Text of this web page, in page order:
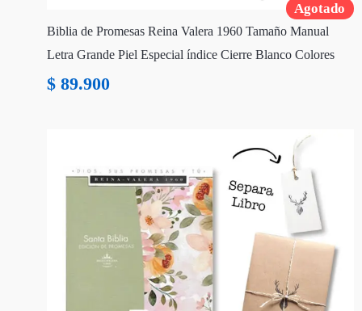
Agotado
Biblia de Promesas Reina Valera 1960 Tamaño Manual
Letra Grande Piel Especial índice Cierre Blanco Colores
$ 89.900